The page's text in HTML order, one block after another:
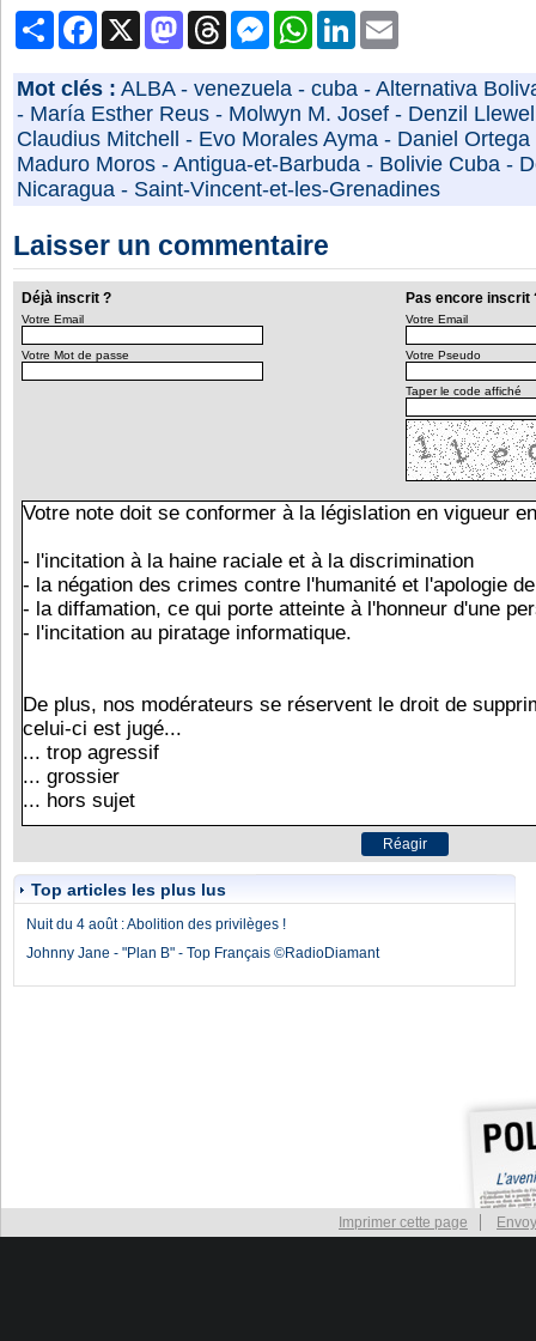
PartagerFacebook MastodonThreads MessengerWhatsAppLinkedIn
Mot clés : ALBA- venezuela - cuba - Alternativa
- María Esther Reus - Molwyn M. Josef - Denzil
Claudius Mitchell
- Evo Morales Ayma - Daniel
Maduro Moros - Antigua-et-Barbuda - Bolivie Cuba -
Nicaragua - Saint-Vincent-et-les-Grenadines
Laisser un commentaire
Déjà inscrit ? Pas encore inscrit
Votre Email
Votre Mot de passe
Votre Email
Votre Pseudo
Taper le code affiché
Top articles les plus lus
Nuit du 4 août : Abolition des privilèges !
Johnny Jane - "Plan B" - Top Français ©RadioDiamant
Imprimer cette page